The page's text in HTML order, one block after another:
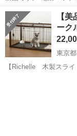
リモコン操作。 ベッド上部
用しておりませんが
カバーはクリーニング
山口 湯
【
ーク
東京
【Richelle 木製スラ